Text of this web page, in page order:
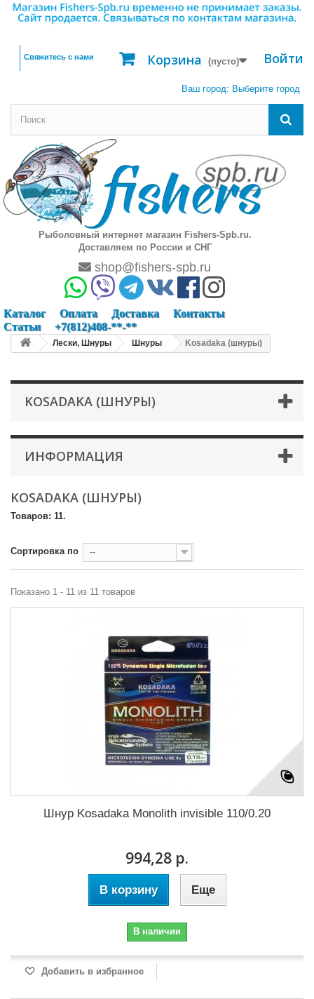
Войти
Корзина (пусто)
Свяжитесь с нами
Ваш город: Выберите город
Рыболовный интернет магазин Fishers-Spb.ru.
Доставляем по России и СНГ
shop@fishers-spb.ru
Каталог Оплата Доставка
Контакты
Статьи
+7(812)408-**-**
Лески, Шнуры Шнуры Kosadaka (шнуры)
KOSADAKA (ШНУРЫ)
ИНФОРМАЦИЯ
KOSADAKA (ШНУРЫ)
Товаров: 11.
Сортировка по --
Показано 1 - 11 из 11 товаров
Шнур Kosadaka Monolith invisible 110/0.20
994,28 р.
В корзину Еще
В наличии
Добавить в избранное